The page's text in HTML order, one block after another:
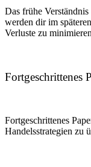
Das frühe
werden dir im
Verluste zu
Fortgeschrittenes
Fortgeschrittenes
Handelsstrategien zu